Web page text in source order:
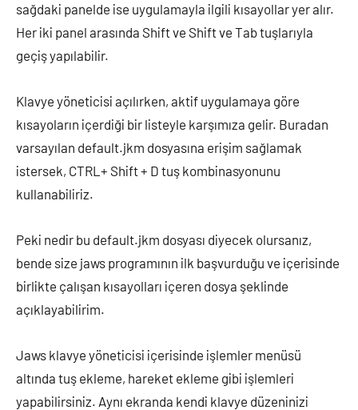
sağdaki panelde ise uygulamayla ilgili kısayollar yer alır.
Her iki panel arasında Shift ve Shift ve Tab tuşlarıyla
geçiş yapılabilir.
Klavye yöneticisi açılırken, aktif uygulamaya göre
kısayoların içerdiği bir listeyle karşımıza gelir. Buradan
varsayılan default.jkm dosyasına erişim sağlamak
istersek, CTRL+ Shift + D tuş kombinasyonunu
kullanabiliriz.
Peki nedir bu default.jkm dosyası diyecek olursanız,
bende size jaws programının ilk başvurduğu ve içerisinde
birlikte çalışan kısayolları içeren dosya şeklinde
açıklayabilirim.
Jaws klavye yöneticisi içerisinde işlemler menüsü
altında tuş ekleme, hareket ekleme gibi işlemleri
yapabilirsiniz. Aynı ekranda kendi klavye düzeninizi